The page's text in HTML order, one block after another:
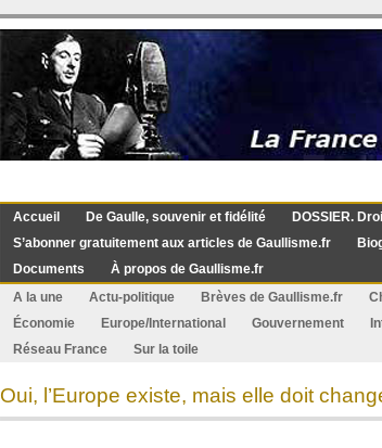
Accueil De Gaulle, souvenir et fidélité DOSSIER.
S’abonner gratuitement aux articles de Gaullisme.fr
Documents
À propos de Gaullisme.fr
A la une
Actu-politique Brèves de Gaullisme.fr
Économie
Europe/International Gouvernement
Réseau France
Sur la toile
Oui, l’Europe existe, mais elle doit